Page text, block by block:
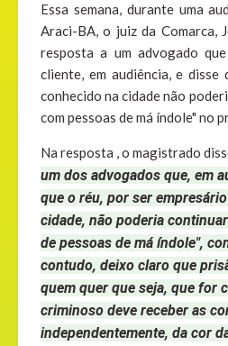
Essa semana, durante uma
Araci-BA, o juiz da Comarca,
resposta a um advogado
cliente, em audiência, e disse
conhecido na cidade não
com pessoas de má índole" no
Na resposta , o magistrado
um dos advogados que, em
que o réu, por ser
cidade, não poderia
de pessoas de má índole",
contudo, deixo claro que
quem quer que seja, que for
criminoso deve receber as
independentemente, da cor